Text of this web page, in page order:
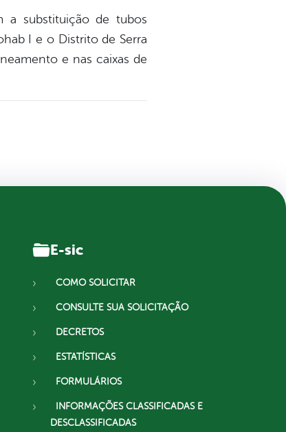
a substituição de tubos
I e o Distrito de Serra
e nas caixas de
E-sic
COMO SOLICITAR
CONSULTE SUA SOLICITAÇÃO
DECRETOS
ESTATÍSTICAS
FORMULÁRIOS
INFORMAÇÕES CLASSIFICADAS E
DESCLASSIFICADAS